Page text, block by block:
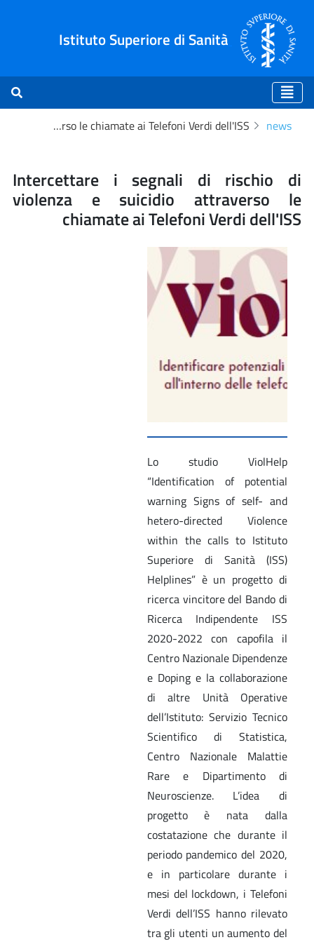
Istituto Superiore di Sanità
news
Intercettare i segnali di rischio di violenza e suicidio attraverso le chiamate ai Telefoni Verdi dell'ISS
ai Telefoni Verdi dell'ISS
Intercettare i segnali di rischio di
violenza e suicidio attraverso le
chiamate ai Telefoni Verdi dell'ISS
Lo studio ViolHelp
“Identification of potential
warning Signs of self- and
hetero-directed Violence
within the calls to Istituto
Superiore di Sanità (ISS)
Helplines” è un progetto di
ricerca vincitore del Bando di
Ricerca Indipendente ISS
2020-2022 con capofila il
Centro Nazionale Dipendenze
e Doping e la collaborazione
di altre Unità Operative
dell’Istituto: Servizio Tecnico
Scientifico di Statistica,
Centro Nazionale Malattie
Rare e Dipartimento di
Neuroscienze. L’idea di
progetto è nata dalla
costatazione che durante il
periodo pandemico del 2020,
e in particolare durante i
mesi del lockdown, i Telefoni
Verdi dell’ISS hanno rilevato
tra gli utenti un aumento del